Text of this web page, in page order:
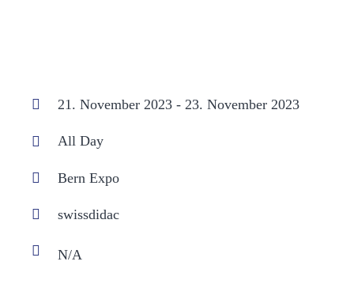
21. November 2023 - 23. November 2023
All Day
Bern Expo
swissdidac